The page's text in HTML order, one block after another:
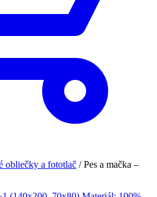
obliečky a fototlač /Pes a mačka –